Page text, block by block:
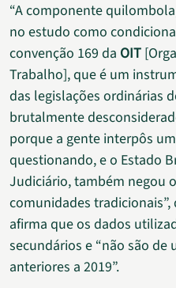
“A componente
no estudo como
convenção 169 da OIT
Trabalho], que é um
das legislações ordinárias
brutalmente
porque a gente interpôs
questionando, e o Estado
Judiciário, também negou
comunidades
afirma que os dados
secundários e “não são de
anteriores a 2019”.